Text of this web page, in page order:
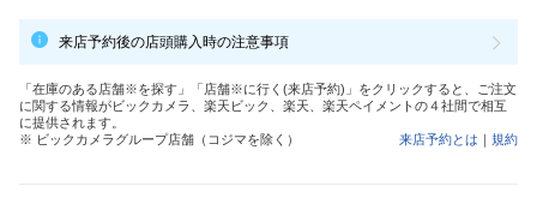
来店予約後の店頭購入時の注意事項
「在庫のある店舗※を探す」「店舗※に行く(来店予約)」をクリックすると、ご注文
に関する情報がビックカメラ、楽天ビック、楽天、楽天ペイメントの４社間で相互
に提供されます。
※ ビックカメラグループ店舗（コジマを除く）
来店予約とは ｜ 規約